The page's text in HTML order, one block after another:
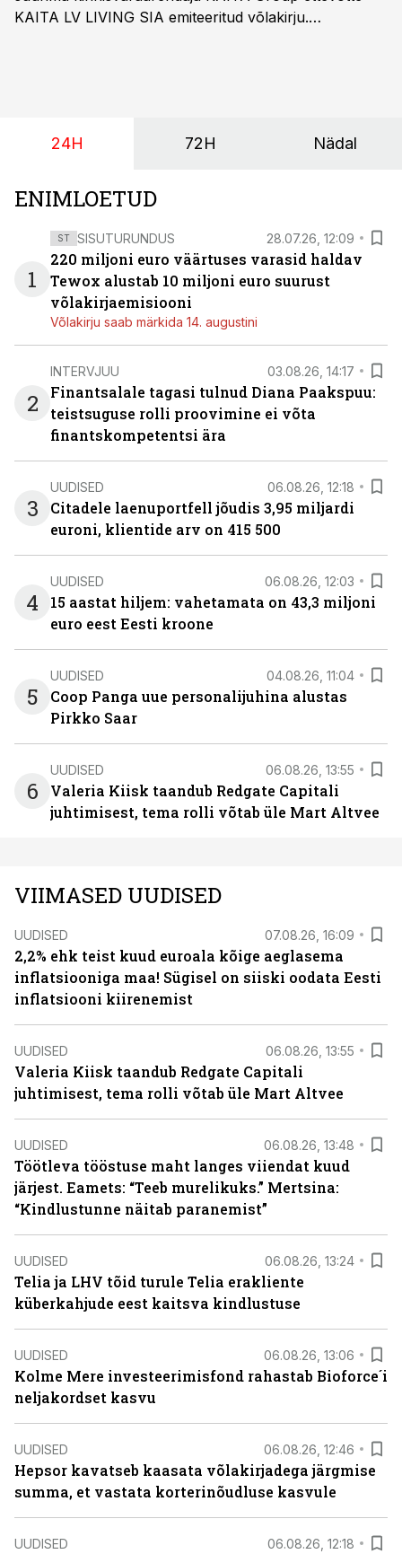
KAITA LV LIVING SIA emiteeritud võlakirju.
24H 72H Nädal
ENIMLOETUD
1
ST SISUTURUNDUS 28.07.26, 12:09
220 miljoni euro väärtuses varasid haldav
Tewox alustab 10 miljoni euro suurust
võlakirjaemisiooni
Võlakirju saab märkida 14. augustini
2
INTERVJUU 03.08.26, 14:17
Finantsalale tagasi tulnud Diana Paakspuu:
teistsuguse rolli proovimine ei võta
finantskompetentsi ära
3
UUDISED 06.08.26, 12:18
Citadele laenuportfell jõudis 3,95 miljardi
euroni, klientide arv on 415 500
4
UUDISED 06.08.26, 12:03
15 aastat hiljem: vahetamata on 43,3 miljoni
euro eest Eesti kroone
5
UUDISED 04.08.26, 11:04
Coop Panga uue personalijuhina alustas
Pirkko Saar
6
UUDISED 06.08.26, 13:55
Valeria Kiisk taandub Redgate Capitali
juhtimisest, tema rolli võtab üle Mart Altvee
VIIMASED UUDISED
UUDISED 07.08.26, 16:09
2,2% ehk teist kuud euroala kõige aeglasema
inflatsiooniga maa! Sügisel on siiski oodata Eesti
inflatsiooni kiirenemist
UUDISED 06.08.26, 13:55
Valeria Kiisk taandub Redgate Capitali
juhtimisest, tema rolli võtab üle Mart Altvee
UUDISED 06.08.26, 13:48
Töötleva tööstuse maht langes viiendat kuud
järjest. Eamets: “Teeb murelikuks.” Mertsina:
“Kindlustunne näitab paranemist”
UUDISED 06.08.26, 13:24
Telia ja LHV tõid turule Telia erakliente
küberkahjude eest kaitsva kindlustuse
UUDISED 06.08.26, 13:06
Kolme Mere investeerimisfond rahastab Bioforce´i
neljakordset kasvu
UUDISED 06.08.26, 12:46
Hepsor kavatseb kaasata võlakirjadega järgmise
summa, et vastata korterinõudluse kasvule
UUDISED 06.08.26, 12:18